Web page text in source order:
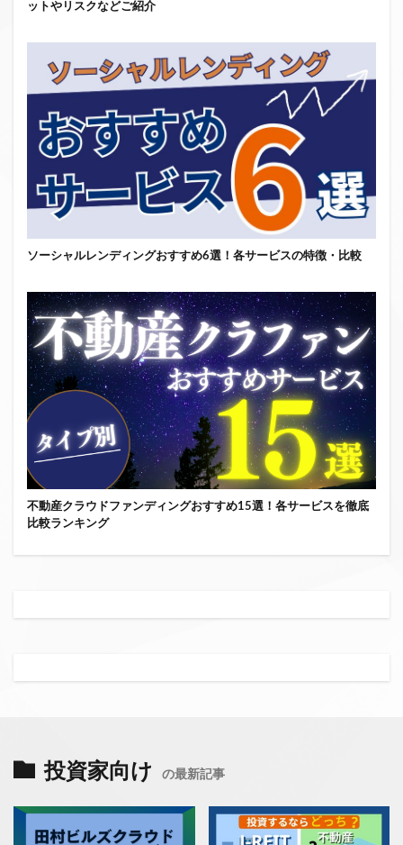
ットやリスクなどご紹介
ソーシャルレンディングおすすめ6選！各サービスの特徴・比較
不動産クラウドファンディングおすすめ15選！各サービスを徹底
比較ランキング
投資家向け の最新記事